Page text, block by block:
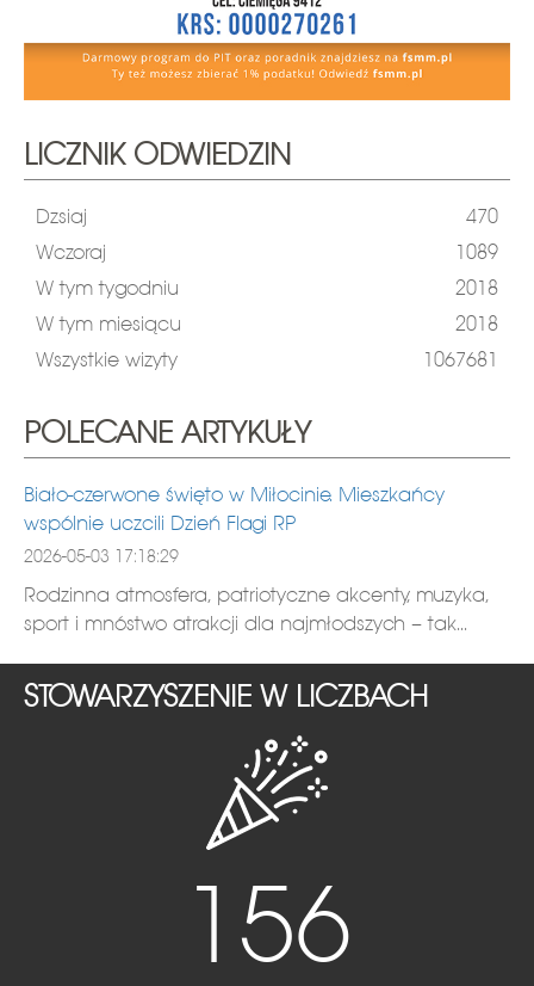
LICZNIK ODWIEDZIN
Dzsiaj
470
Wczoraj
1089
W tym tygodniu
2018
W tym miesiącu
2018
Wszystkie wizyty
1067681
POLECANE ARTYKUŁY
Biało-czerwone święto w Miłocinie. Mieszkańcy
wspólnie uczcili Dzień Flagi RP
2026-05-03 17:18:29
Rodzinna atmosfera, patriotyczne akcenty, muzyka,
sport i mnóstwo atrakcji dla najmłodszych – tak...
STOWARZYSZENIE W LICZBACH
156